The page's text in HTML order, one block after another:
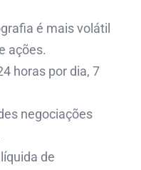
é mais volátil
ações.
horas por dia, 7
negociações
de